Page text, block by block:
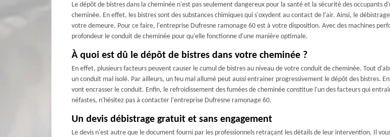
Le dépôt de bistres dans la cheminée n'est pas seulement dangereux pour la santé et la sécurité des
cheminée. En effet, les bistres sont des substances chimiques qui s'oxydent au contact de l'air. Ainsi, le
votre demeure. Pour ce faire, l'entreprise Dufresne ramonage 60 est à votre disposition. Avec des machines
profondeur le conduit de cheminée pour qu'elle fonctionne d'une manière optimale.
À quoi est dû le dépôt de bistres dans votre cheminée ?
En effet, plusieurs facteurs peuvent causer le cumul de bistres au niveau de votre conduit de cheminée. Tout
un conduit mal isolé. Par ailleurs, un feu mal allumé peut aussi entrainer progressivement le dépôt des bistres.
vont encrasser le conduit. Enfin, le refroidissement des fumées de cheminée constitue l'un des facteurs qui
néfastes, n'hésitez pas à contacter l'entreprise Dufresne ramonage 60.
Un devis débistrage gratuit et sans engagement
Le devis n'est autre que le document fourni par les professionnels retraçant les détails de leur intervention. Il